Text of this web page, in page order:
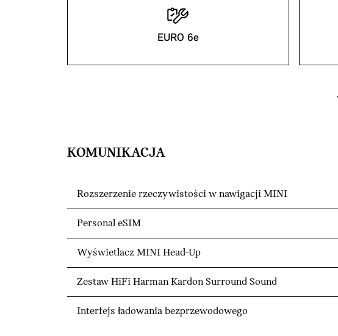
EURO 6e
KOMUNIKACJA
Rozszerzenie rzeczywistości w nawigacji MINI
Personal eSIM
Wyświetlacz MINI Head-Up
Zestaw HiFi Harman Kardon Surround Sound
Interfejs ładowania bezprzewodowego